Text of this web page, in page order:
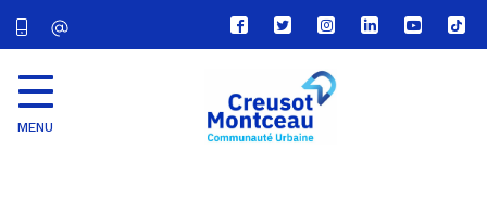
Lien
vers
compte
Facebook
Lien
vers
compte
Twitter
Lien
vers
le
compte
Lien
vers
Lien
vers
Lien
vers
MENU